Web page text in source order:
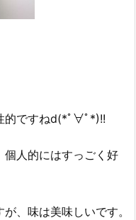
的ですねd(*ﾟ∀ﾟ*)!!
個人的にはすっごく好
、味は美味しいです。